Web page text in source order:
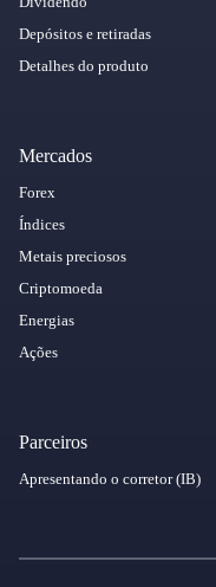
Depósitos e retiradas
Detalhes do produto
Mercados
Forex
Índices
Metais preciosos
Criptomoeda
Energias
Ações
Parceiros
Apresentando o corretor (IB)